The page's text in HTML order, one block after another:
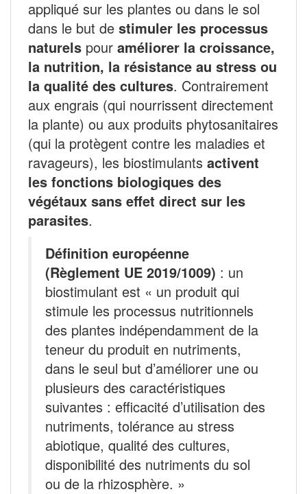
appliqué sur les plantes ou dans le sol
dans le but de stimuler les processus
naturels pour améliorer la croissance,
la nutrition, la résistance au stress ou
la qualité des cultures. Contrairement
aux engrais (qui nourrissent directement
la plante) ou aux produits phytosanitaires
(qui la protègent contre les maladies et
ravageurs), les biostimulants activent
les fonctions biologiques des
végétaux sans effet direct sur les
parasites.
Définition européenne
(Règlement UE 2019/1009) : un
biostimulant est « un produit qui
stimule les processus nutritionnels
des plantes indépendamment de la
teneur du produit en nutriments,
dans le seul but d’améliorer une ou
plusieurs des caractéristiques
suivantes : efficacité d’utilisation des
nutriments, tolérance au stress
abiotique, qualité des cultures,
disponibilité des nutriments du sol
ou de la rhizosphère. »